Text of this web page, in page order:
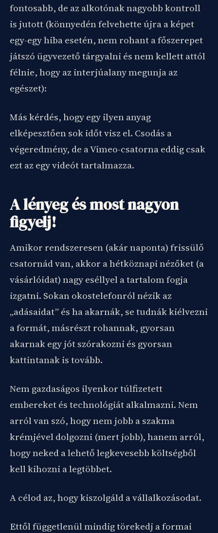
fontosabb, de az alkotónak nagyobb kontroll
is jutott (könnyedén felvehette újra a képet
egy-egy hiba esetén, nem rohant a főszerepet
játszó ügyvezető tárgyalni és nem kellett attól
félnie, hogy az interjúalany megunja az
egészet):
Más kérdés, hogy egy ilyen anyag
elképesztően sok időt visz el. Csodás a
végeredmény, de a Vimeo-csatorna eddig csak
ezt az egy videót tartalmazza.
A lényeg és most nagyon
figyelj!
Amikor rendszeresen (akár naponta) frissülő
csatornád van, akkor a hétköznapi nézőket (a
vásárlóidat) nagy eséllyel a tartalom fogja
izgatni. Sokan okostelefonról nézik az
„adásaidat” és ha akarnák, se tudnák kiélvezni
a formát, másrészt rohannak, gyorsan
akarnak egy jót szórakozni és gyorsan
kattintanak is tovább.
Nem gazdaságos ilyenkor túlfizetett
embereket és technológiát alkalmazni. Nem
arról van szó, hogy nem jobb a szakma
krémjével dolgozni (mert jobb), hanem arról,
hogy neked a lehető legkevesebb költségből
kell kihozni a legtöbbet.
A célod az, hogy kiszolgáld a vállalkozásodat.
Ettől függetlenül mindig törekedj a formai